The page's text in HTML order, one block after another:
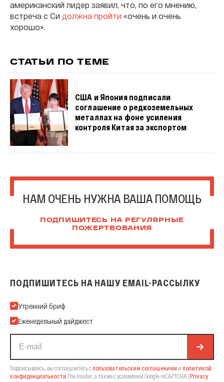
американский лидер заявил, что, по его мнению,
встреча с Си должна пройти «очень и очень
хорошо».
СТАТЬИ ПО ТЕМЕ
США и Япония подписали
соглашение о редкоземельных
металлах на фоне усиления
контроля Китая за экспортом
НАМ ОЧЕНЬ НУЖНА ВАША ПОМОЩЬ
ПОДПИШИТЕСЬ НА РЕГУЛЯРНЫЕ
ПОЖЕРТВОВАНИЯ
ПОДПИШИТЕСЬ НА НАШУ EMAIL-РАССЫЛКУ
Подпишитесь на нашу Email-рассылку
Утренний бриф
Еженедельный дайджест
Подписываясь, вы соглашаетесь спользовательским соглашением и политикой
конфиденциальности The Insider, а также с условиями Google reCAPTCHA (Privacy